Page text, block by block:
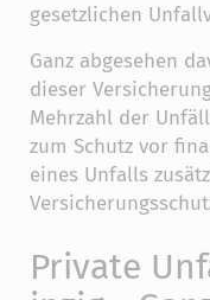
gesetzlichen
Ganz abgesehen
dieser
Mehrzahl der
zum Schutz vor
eines Unfalls
Private